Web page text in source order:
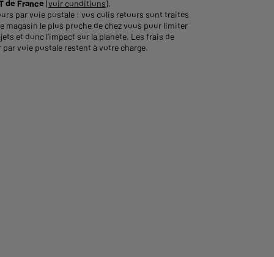
de France (voir conditions).
par voie postale : vos colis retours sont traités
magasin le plus proche de chez vous pour limiter
et donc l’impact sur la planète. Les frais de
par voie postale restent à votre charge.